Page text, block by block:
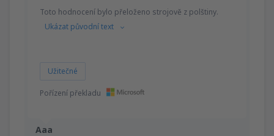
Aaa
Toto hodnocení bylo přeloženo strojově z polštiny.
Ukázat původní text
Užitečné
Pořízení překladu